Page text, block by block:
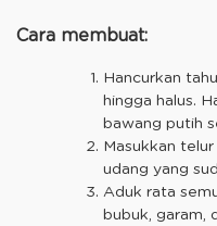
Cara membuat:
Hancurkan
hingga halus.
bawang putih
Masukkan
udang yang
Aduk rata
bubuk, garam,